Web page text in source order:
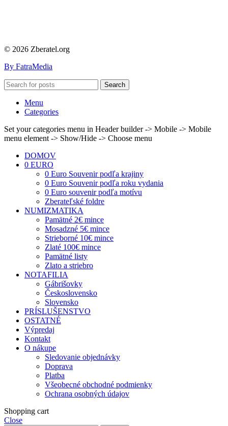
© 2026 Zberatel.org
By FatraMedia
Search
Menu
Categories
Set your categories menu in Header builder -> Mobile -> Mobile
menu element -> Show/Hide -> Choose menu
DOMOV
0 EURO
0 Euro Souvenir podľa krajiny
0 Euro Souvenir podľa roku vydania
0 Euro souvenir podľa motívu
Zberateľské foldre
NUMIZMATIKA
Pamätné 2€ mince
Mosadzné 5€ mince
Strieborné 10€ mince
Zlaté 100€ mince
Pamätné listy
Zlato a striebro
NOTAFILIA
Gábrišovky
Československo
Slovensko
PRÍSLUŠENSTVO
OSTATNÉ
Výpredaj
Kontakt
O nákupe
Sledovanie objednávky
Doprava
Platba
Všeobecné obchodné podmienky
Ochrana osobných údajov
Shopping cart
Close